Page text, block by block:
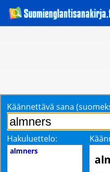
Käännettävä sana
Hakuluettelo:
almners